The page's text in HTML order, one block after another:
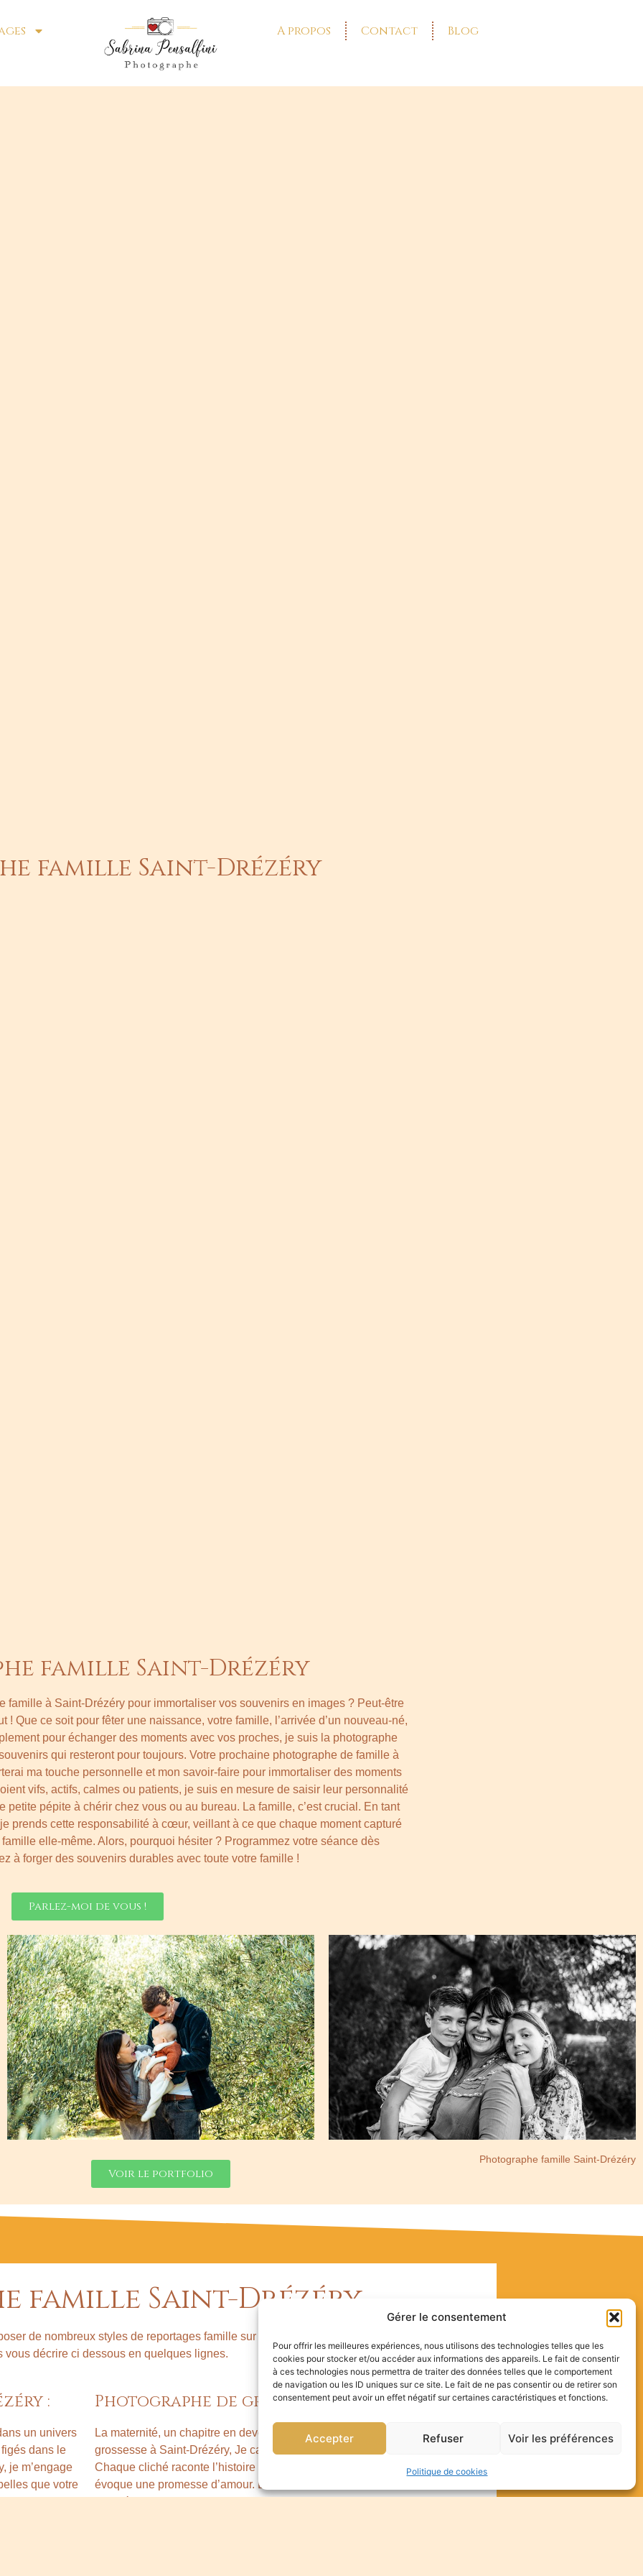
Gérer le consentement
Pour offrir les meilleures expériences, nous utilisons des technologies telles que les
cookies pour stocker et/ou accéder aux informations des appareils. Le fait de consentir
à ces technologies nous permettra de traiter des données telles que le comportement
de navigation ou les ID uniques sur ce site. Le fait de ne pas consentir ou de retirer son
consentement peut avoir un effet négatif sur certaines caractéristiques et fonctions.
Accepter Refuser Voir les préférences
Politique de cookies
A propos Contact Blog
famille Saint-Drézéry
famille Saint-Drézéry
famille à Saint-Drézéry pour immortaliser vos souvenirs en images ? Peut-être
! Que ce soit pour fêter une naissance, votre famille, l’arrivée d’un nouveau-né,
pour échanger des moments avec vos proches, je suis la photographe
qui resteront pour toujours. Votre prochaine photographe de famille à
ma touche personnelle et mon savoir-faire pour immortaliser des moments
vifs, actifs, calmes ou patients, je suis en mesure de saisir leur personnalité
pépite à chérir chez vous ou au bureau. La famille, c’est crucial. En tant
prends cette responsabilité à cœur, veillant à ce que chaque moment capturé
elle-même. Alors, pourquoi hésiter ? Programmez votre séance dès
à forger des souvenirs durables avec toute votre famille !
Parlez-moi de vous !
Voir le portfolio
Photographe famille Saint-Drézéry
famille Saint-Drézéry
de nombreux styles de reportages famille sur Saint-Drézéry Les plus courants sont ceux
vous décrire ci dessous en quelques lignes.
:
un univers
dans le
je m’engage
que votre
Photographe de grossesse Saint-Drézéry :
La maternité, un chapitre en devenir. En tant que photographe de
grossesse à Saint-Drézéry, Je capture la grâce de ce moment unique.
Chaque cliché raconte l’histoire d’une vie à grandir, chaque forme
évoque une promesse d’amour. Laissez-moi être le témoin de cette